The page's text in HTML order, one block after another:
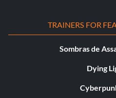
TRAINERS FOR
Sombras de
Dying